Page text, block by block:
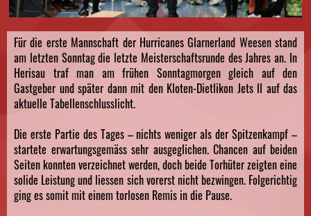
Für die erste Mannschaft der Hurricanes Glarnerland Weesen stand
am letzten Sonntag die letzte Meisterschaftsrunde des Jahres an. In
Herisau traf man am frühen Sonntagmorgen gleich auf den
Gastgeber und später dann mit den Kloten-Dietlikon Jets II auf das
aktuelle Tabellenschlusslicht.
Die erste Partie des Tages – nichts weniger als der Spitzenkampf –
startete erwartungsgemäss sehr ausgeglichen. Chancen auf beiden
Seiten konnten verzeichnet werden, doch beide Torhüter zeigten eine
solide Leistung und liessen sich vorerst nicht bezwingen. Folgerichtig
ging es somit mit einem torlosen Remis in die Pause.